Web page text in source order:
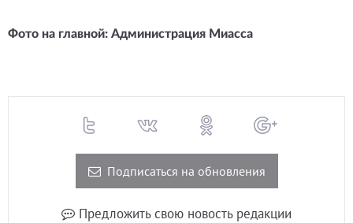
Фото на главной: Администрация Миасса
Подписаться на обновления
Предложить свою новость редакции